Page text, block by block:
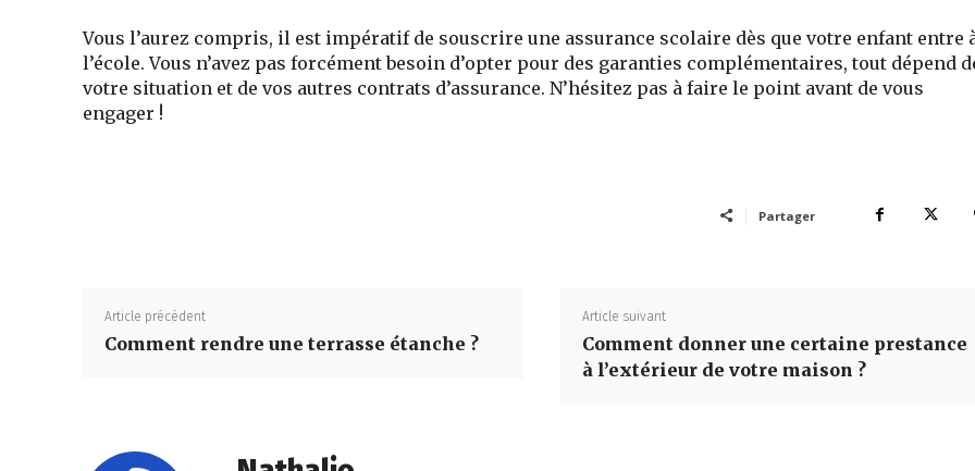
Vous l’aurez compris, il est impératif de souscrire une assurance scolaire dès que votre enfant entre
l’école. Vous n’avez pas forcément besoin d’opter pour des garanties complémentaires, tout dépend
votre situation et de vos autres contrats d’assurance. N’hésitez pas à faire le point avant de vous
engager !
Partager
Article précédent
Comment rendre une terrasse étanche ?
Article suivant
Comment donner une certaine prestance
à l’extérieur de votre maison ?